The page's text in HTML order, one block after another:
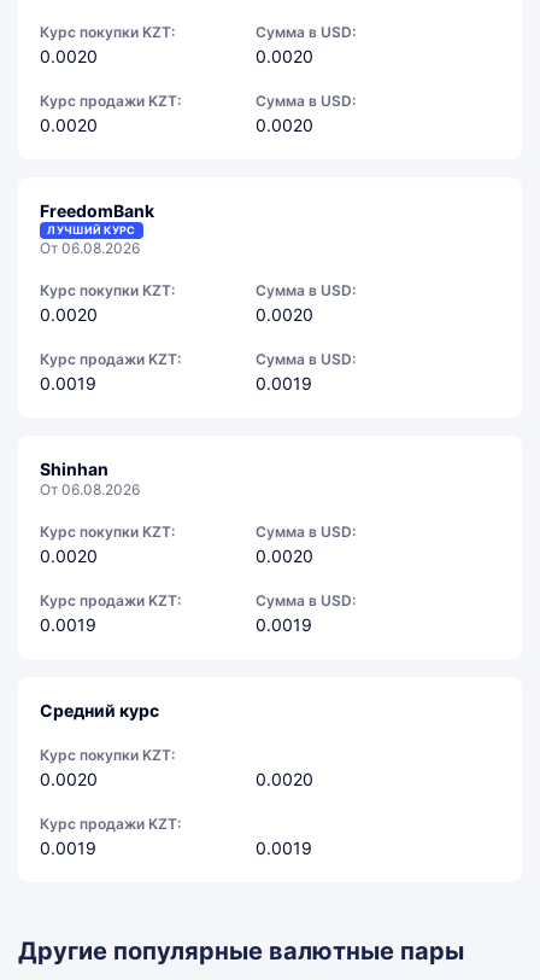
Курс покупки KZT:
0.0020
Сумма в USD:
0.0020
Курс продажи KZT:
0.0020
Сумма в USD:
0.0020
FreedomBank
ЛУЧШИЙ КУРС
От 06.08.2026
Курс покупки KZT:
0.0020
Сумма в USD:
0.0020
Курс продажи KZT:
0.0019
Сумма в USD:
0.0019
Shinhan
От 06.08.2026
Курс покупки KZT:
0.0020
Сумма в USD:
0.0020
Курс продажи KZT:
0.0019
Сумма в USD:
0.0019
Средний курс
Курс покупки KZT:
0.0020 0.0020
Курс продажи KZT:
0.0019 0.0019
Другие популярные валютные пары